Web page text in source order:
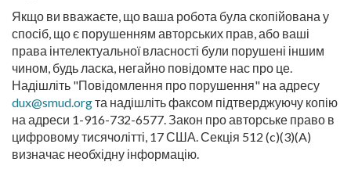
Якщо ви вважаєте, що ваша робота була скопійована у
спосіб, що є порушенням авторських прав, або ваші
права інтелектуальної власності були порушені іншим
чином, будь ласка, негайно повідомте нас про це.
Надішліть "Повідомлення про порушення" на адресу
dux@smud.orgта надішліть факсом підтверджуючу копію
на адреси 1-916-732-6577. Закон про авторське право в
цифровому тисячолітті, 17 США. Секція 512 (c)(3)(A)
визначає необхідну інформацію.